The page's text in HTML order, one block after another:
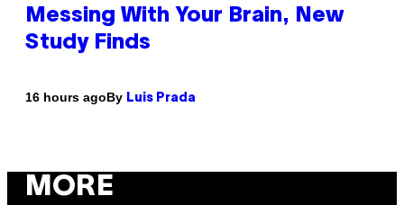
Messing With Your Brain, New
Study Finds
16 hours agoBy Luis Prada
MORE